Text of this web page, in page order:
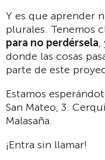
Y es que aprender
plurales. Tenemos
para no perdérsela,
donde las cosas
parte de este
Estamos
San Mateo, 3.
Malasaña.
¡Entra sin llamar!